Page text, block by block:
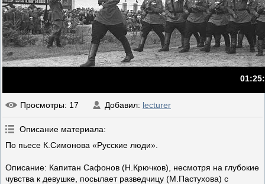
Просмотры: 17 Добавил: lecturer
Описание материала:
По пьесе К.Симонова «Русские люди».
Описание: Капитан Сафонов (Н.Крючков), несмотря на глубокие
чувства к девушке, посылает разведчицу (М.Пастухова) с